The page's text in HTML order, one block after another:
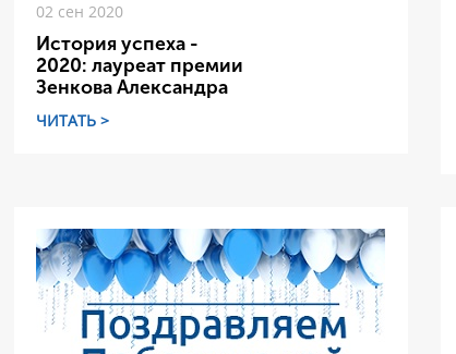
02 сен 2020
История успеха -
2020: лауреат премии
Зенкова Александра
ЧИТАТЬ >